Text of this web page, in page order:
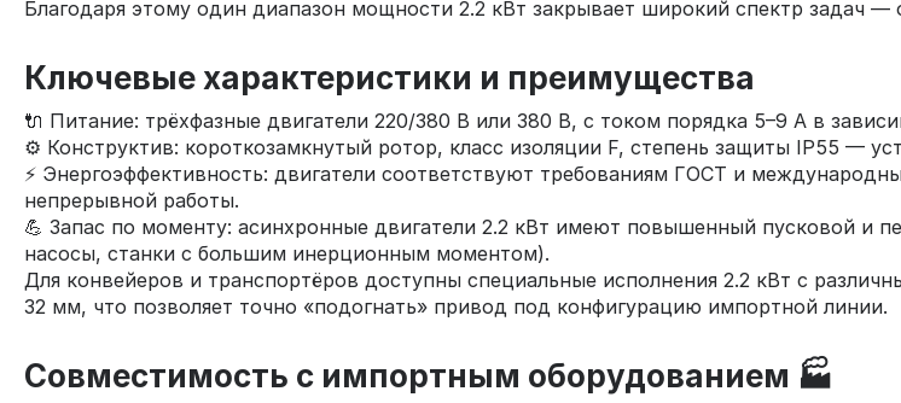
Благодаря этому один диапазон мощности 2.2 кВт закрывает широкий спектр задач
Ключевые характеристики и преимущества
🔌 Питание: трёхфазные двигатели 220/380 В или 380 В, с током порядка 5–9 А в
⚙️ Конструктив: короткозамкнутый ротор, класс изоляции F, степень защиты IP55 —
⚡ Энергоэффективность: двигатели соответствуют требованиям ГОСТ и
непрерывной работы.
💪 Запас по моменту: асинхронные двигатели 2.2 кВт имеют повышенный пусковой и
насосы, станки с большим инерционным моментом).
Для конвейеров и транспортёров доступны специальные исполнения 2.2 кВт с
32 мм, что позволяет точно «подогнать» привод под конфигурацию импортной линии.
Совместимость с импортным оборудованием 🏭